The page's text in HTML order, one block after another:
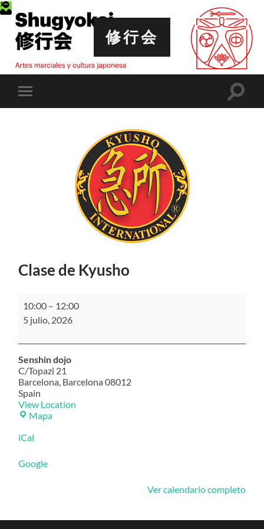
修行会
Alternar
el
Clase de Kyusho
de
Kyusho
10:00 – 12:00
5 julio, 2026
Senshin dojo
C/Topazi 21
Barcelona Barcelona08012
Spain
View Location
MapaSenshin
iCal
Google
Ver calendario completo